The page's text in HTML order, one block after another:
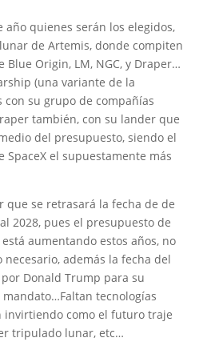
año quienes serán los elegidos,
de Artemis, donde compiten
Blue Origin, LM, NGC, y Draper…
(una variante de la
con su grupo de compañías
también, con su lander que
del presupuesto, siendo el
SpaceX el supuestamente más
que se retrasará la fecha de de
2028, pues el presupuesto de
aumentando estos años, no
además la fecha del
Donald Trump para su
tecnologías
invirtiendo como el futuro traje
tripulado lunar, etc…